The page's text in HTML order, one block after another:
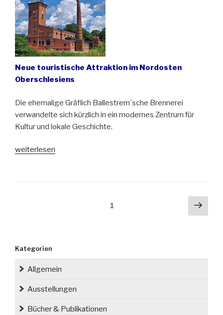
Neue touristische Attraktion im Nordosten
Oberschlesiens
Die ehemalige Gräflich Ballestrem´sche Brennerei
verwandelte sich kürzlich in ein modernes Zentrum für
Kultur und lokale Geschichte.
„Das
weiterlesen
Seitennummerierung1
Kategorien
Allgemein
Ausstellungen
Bücher & Publikationen